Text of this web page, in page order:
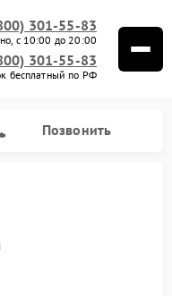
301-55-83
с 10:00 до 20:00
301-55-83
бесплатный по РФ
Позвонить